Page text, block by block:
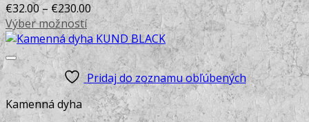
€32.00– €230.00
Výber možností
This
product
has
multiple
variants.
The
Pridaj do zoznamu obľúbených
Kamenná dyha